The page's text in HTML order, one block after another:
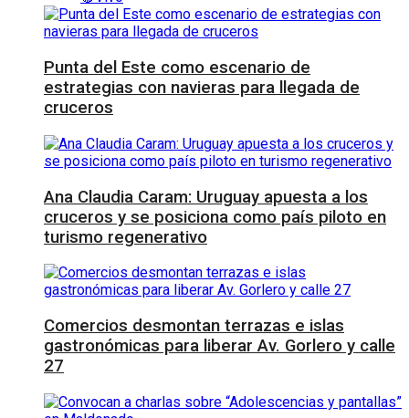
Punta del Este como escenario de
estrategias con navieras para llegada de
cruceros
Ana Claudia Caram: Uruguay apuesta a los
cruceros y se posiciona como país piloto en
turismo regenerativo
Comercios desmontan terrazas e islas
gastronómicas para liberar Av. Gorlero y calle
27